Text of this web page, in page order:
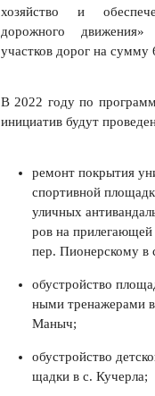
хозяйство и
дорожного
участков дорог на
В 2022 году по
инициатив будут
ремонт покрытия
спортив­ной
улич­ных
ров на приле­гающей
пер. Пионер­скому в
обустройство
ными тре­наже­рами
Ма­ныч;
обустройство
щадки в с. Ку­черла;